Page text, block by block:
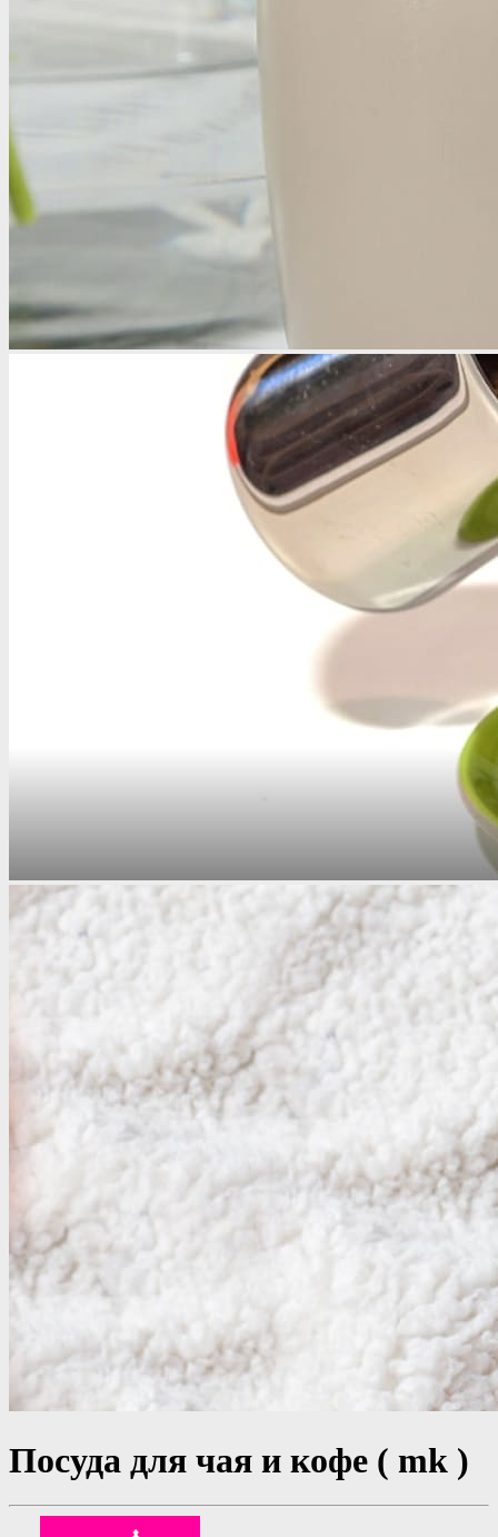
Посуда для чая и кофе ( mk )